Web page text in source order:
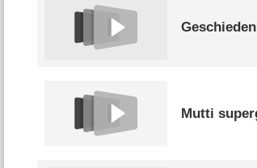
Mutti